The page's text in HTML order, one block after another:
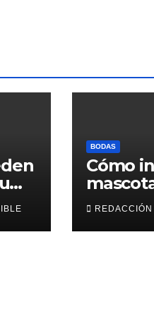
BODAS
Cómo